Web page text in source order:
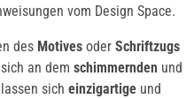
vom Design Space.
des Motives oder Schriftzugs
an dem schimmernden und
sich einzigartige und